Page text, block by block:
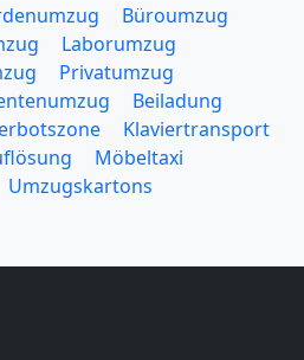
Büroumzug
Laborumzug
Privatumzug
Beiladung
Klaviertransport
Möbeltaxi
Umzugskartons